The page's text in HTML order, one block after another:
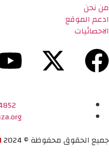
من نحن
ادعم الموقع
الاحصائيات
جميع الحقوق محفوظة © 2024